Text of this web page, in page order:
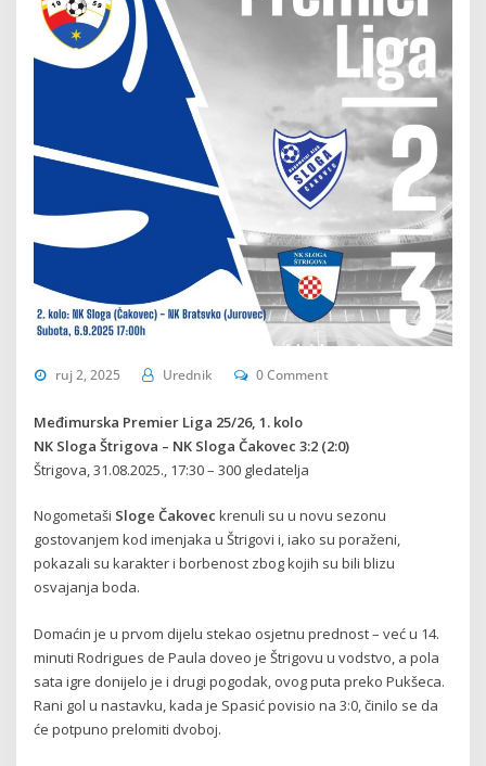
ruj 2, 2025 Urednik 0 Comment
Međimurska Premier Liga 25/26, 1. kolo
NK Sloga Štrigova – NK Sloga Čakovec 3:2 (2:0)
Štrigova, 31.08.2025., 17:30 – 300 gledatelja
Nogometaši Sloge Čakovec krenuli su u novu sezonu
gostovanjem kod imenjaka u Štrigovi i, iako su poraženi,
pokazali su karakter i borbenost zbog kojih su bili blizu
osvajanja boda.
Domaćin je u prvom dijelu stekao osjetnu prednost – već u 14.
minuti Rodrigues de Paula doveo je Štrigovu u vodstvo, a pola
sata igre donijelo je i drugi pogodak, ovog puta preko Pukšeca.
Rani gol u nastavku, kada je Spasić povisio na 3:0, činilo se da
će potpuno prelomiti dvoboj.